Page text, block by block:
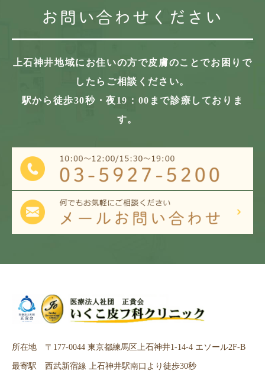
お問い合わせください
上石神井地域にお住いの方で皮膚のことでお困りで
したらご相談ください。
駅から徒歩30秒・夜19：00まで診療しておりま
す。
所在地 〒177-0044 東京都練馬区上石神井1-14-4 エソール2F-B
最寄駅 西武新宿線 上石神井駅南口より徒歩30秒